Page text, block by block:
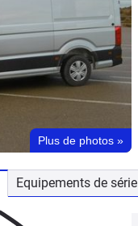
Plus de photos »
Equipements de série